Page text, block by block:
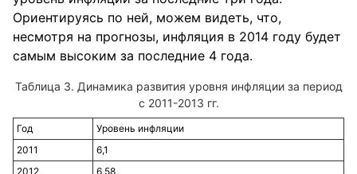
Ориентируясь по ней, можем видеть, что,
несмотря на прогнозы, инфляция в 2014 году будет
самым высоким за последние 4 года.
Динамика развития уровня инфляции за период
с 2011-2013 гг.
Год
Уровень инфляции
2011
6,1
2012
6,58